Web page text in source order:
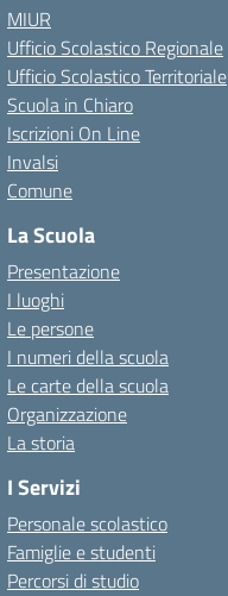
MIUR
Ufficio Scolastico Regionale
Ufficio Scolastico Territoriale
Scuola in Chiaro
Iscrizioni On Line
Invalsi
Comune
La Scuola
Presentazione
I luoghi
Le persone
I numeri della scuola
Le carte della scuola
Organizzazione
La storia
I Servizi
Personale scolastico
Famiglie e studenti
Percorsi di studio